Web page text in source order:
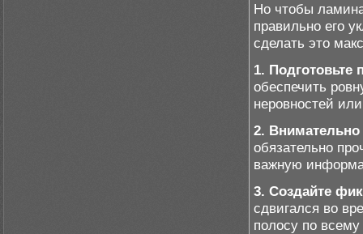
Но чтобы
правильно его
сделать это
1. Подготовьте
обеспечить
неровностей
2. Внимательно
обязательно
важную
3. Создайте
сдвигался во
полосу по